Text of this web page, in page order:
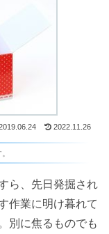
2022.11.26
ら、先日発掘され
作業に明け暮れて
別に焦るものでも